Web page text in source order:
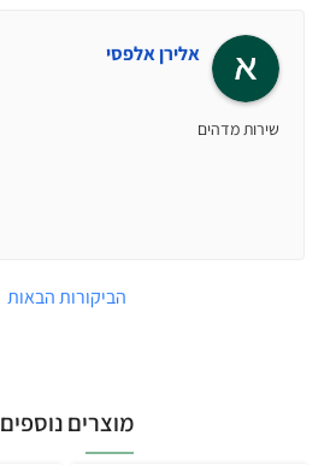
אלירן אלפסי
שירות מדהים
הביקורות הבאות
מוצרים נוספים